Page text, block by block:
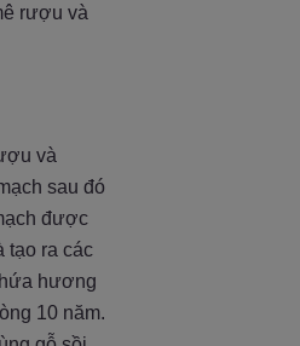
rượu và
và
sau đó
được
tạo ra các
hương
10 năm.